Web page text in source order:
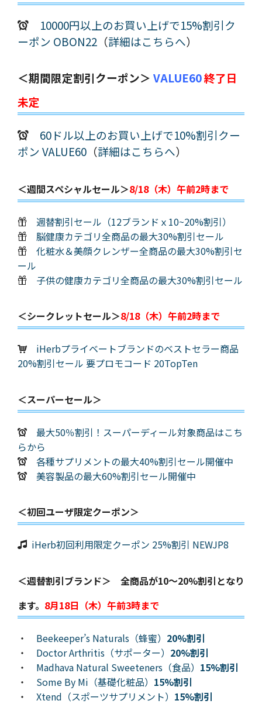
10000円以上のお買い上げで15%割引ク
ーポン OBON22 （詳細はこちらへ）
＜期間限定割引クーポン＞ VALUE60終了日
未定
60ドル以上のお買い上げで10%割引クー
ポン VALUE60 （詳細はこちらへ）
＜週間スペシャルセール＞8/18（木）午前2時まで
週替割引セール（12ブランドｘ10~20%割引）
脳健康カテゴリ全商品の最大30%割引セール
化粧水＆美顔クレンザー全商品の最大30%割引セ
ール
子供の健康カテゴリ全商品の最大30%割引セール
＜シークレットセール＞8/18（木）午前2時まで
iHerbプライベートブランドのベストセラー商品
20%割引セール 要プロモコード 20TopTen
＜スーパーセール＞
最大50％割引！スーパーディール対象商品はこち
らから
各種サプリメントの最大40%割引セール開催中
美容製品の最大60%割引セール開催中
＜初回ユーザ限定クーポン＞
iHerb初回利用限定クーポン 25%割引 NEWJP8
＜週替割引ブランド＞ 全商品が10～20%割引となり
ます。 8月18日（木）午前3時まで
・ Beekeeper’s Naturals（蜂蜜） 20%割引
・ Doctor Arthritis（サポーター） 20%割引
・ Madhava Natural Sweeteners（食品） 15%割引
・ Some By Mi（基礎化粧品） 15%割引
・ Xtend（スポーツサプリメント） 15%割引